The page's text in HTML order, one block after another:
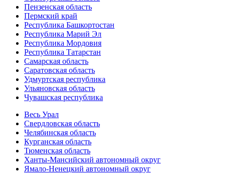
Пензенская область
Пермский край
Республика Башкортостан
Республика Марий Эл
Республика Мордовия
Республика Татарстан
Самарская область
Саратовская область
Удмуртская республика
Ульяновская область
Чувашская республика
Весь Урал
Свердловская область
Челябинская область
Курганская область
Тюменская область
Ханты-Мансийский автономный округ
Ямало-Ненецкий автономный округ